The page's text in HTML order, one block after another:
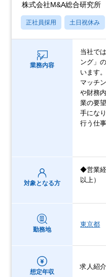
株式会社M&A総合研究所
正社員採用 土日祝休み
業務内容
当社で
ング」
います。
マッチ
や財務
業の要
手にな
行う仕事
対象となる方
◆営業経
以上）
勤務地
東京都
想定年収
求人紹